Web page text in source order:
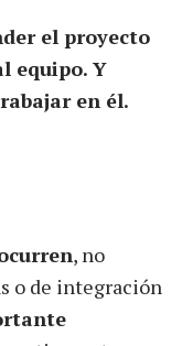
el proyecto
equipo. Y
en él.
, no
o de integración